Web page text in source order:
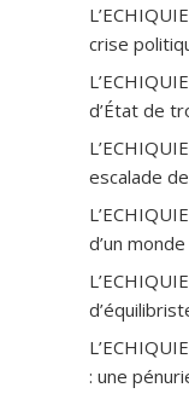
crise
d’État de
escalade
d’un
: une